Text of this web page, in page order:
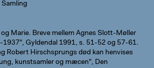
Marie. Breve mellem Agnes Slott-Møller
1937", Gyldendal 1991, s. 51-52 og 57-61.
Robert Hirschsprungs død kan henvises
kunstsamler og mæcen", Den